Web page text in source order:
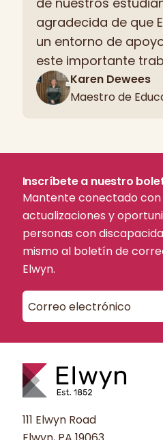
agradecida de que
un entorno de
este importante
Karen Dewees
Maestro de
Inscríbete a nuestro
Mantente conectado con
actualizaciones y
personas con
mismo al boletín de
Elwyn.
111 Elwyn Road